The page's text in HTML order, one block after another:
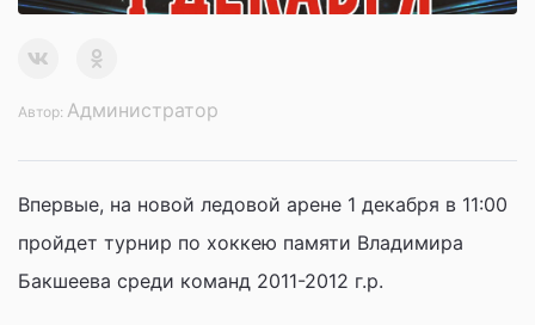
Автор: Администратор
Впервые, на новой ледовой арене 1 декабря в 11:00
пройдет турнир по хоккею памяти Владимира
Бакшеева среди команд 2011-2012 г.р.